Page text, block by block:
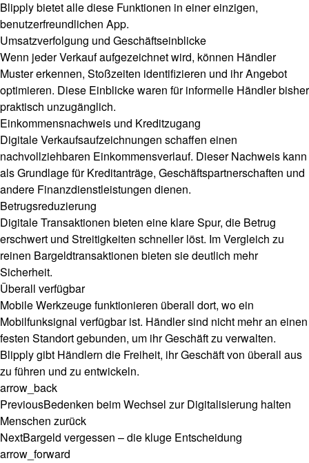
Blipply bietet alle diese Funktionen in einer einzigen,
benutzerfreundlichen App.
Umsatzverfolgung und Geschäftseinblicke
Wenn jeder Verkauf aufgezeichnet wird, können Händler
Muster erkennen, Stoßzeiten identifizieren und ihr Angebot
optimieren. Diese Einblicke waren für informelle Händler bisher
praktisch unzugänglich.
Einkommensnachweis und Kreditzugang
Digitale Verkaufsaufzeichnungen schaffen einen
nachvollziehbaren Einkommensverlauf. Dieser Nachweis kann
als Grundlage für Kreditanträge, Geschäftspartnerschaften und
andere Finanzdienstleistungen dienen.
Betrugsreduzierung
Digitale Transaktionen bieten eine klare Spur, die Betrug
erschwert und Streitigkeiten schneller löst. Im Vergleich zu
reinen Bargeldtransaktionen bieten sie deutlich mehr
Sicherheit.
Überall verfügbar
Mobile Werkzeuge funktionieren überall dort, wo ein
Mobilfunksignal verfügbar ist. Händler sind nicht mehr an einen
festen Standort gebunden, um ihr Geschäft zu verwalten.
Blipply gibt Händlern die Freiheit, ihr Geschäft von überall aus
zu führen und zu entwickeln.
arrow_back
PreviousBedenken beim Wechsel zur Digitalisierung halten
Menschen zurück
NextBargeld vergessen – die kluge Entscheidung
arrow_forward